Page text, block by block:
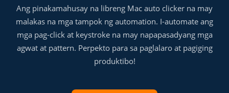
Ang pinakamahusay na libreng Mac auto clicker na may
malakas na mga tampok ng automation. I-automate ang
mga pag-click at keystroke na may napapasadyang mga
agwat at pattern. Perpekto para sa paglalaro at pagiging
produktibo!